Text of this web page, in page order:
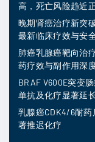
高，死亡风险趋近
晚期肾癌治疗新突
最新临床疗效与安
肺癌乳腺癌靶向治
药疗效与副作用深
BRAF V600E突变
单抗及化疗显著延
乳腺癌CDK4/6耐
著推迟化疗